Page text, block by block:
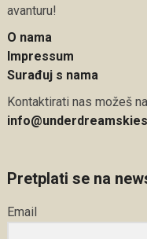
avanturu!
O nama
Impressum
Surađuj s nama
Kontaktirati nas možeš
Pretplati se na
Email